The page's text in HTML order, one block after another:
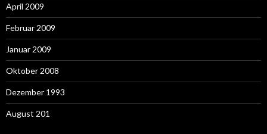
April 2009
Februar 2009
Januar 2009
Oktober 2008
Dezember 1993
August 201